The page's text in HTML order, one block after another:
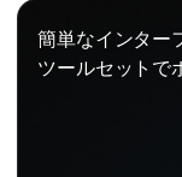
簡単なインター
ツールセットで